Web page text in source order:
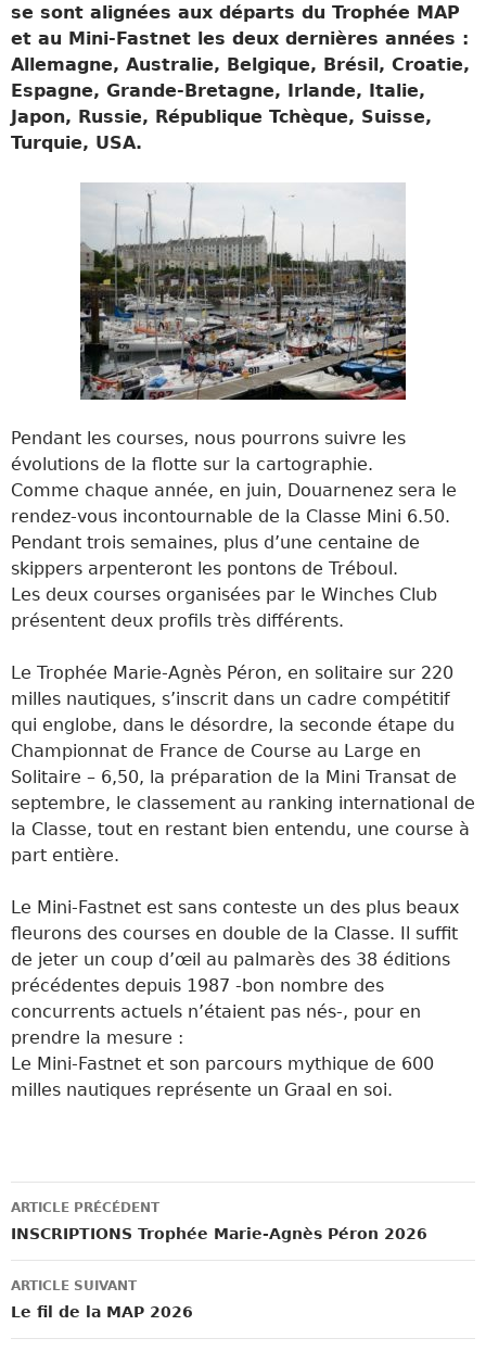
se sont alignées aux départs du Trophée MAP
et au Mini-Fastnet les deux dernières années :
Allemagne, Australie, Belgique, Brésil, Croatie,
Espagne, Grande-Bretagne, Irlande, Italie,
Japon, Russie, République Tchèque, Suisse,
Turquie, USA.
Pendant les courses, nous pourrons suivre les
évolutions de la flotte sur la cartographie.
Comme chaque année, en juin, Douarnenez sera le
rendez-vous incontournable de la Classe Mini 6.50.
Pendant trois semaines, plus d’une centaine de
skippers arpenteront les pontons de Tréboul.
Les deux courses organisées par le Winches Club
présentent deux profils très différents.
Le Trophée Marie-Agnès Péron, en solitaire sur 220
milles nautiques, s’inscrit dans un cadre compétitif
qui englobe, dans le désordre, la seconde étape du
Championnat de France de Course au Large en
Solitaire – 6,50, la préparation de la Mini Transat de
septembre, le classement au ranking international de
la Classe, tout en restant bien entendu, une course à
part entière.
Le Mini-Fastnet est sans conteste un des plus beaux
fleurons des courses en double de la Classe. Il suffit
de jeter un coup d’œil au palmarès des 38 éditions
précédentes depuis 1987 -bon nombre des
concurrents actuels n’étaient pas nés-, pour en
prendre la mesure :
Le Mini-Fastnet et son parcours mythique de 600
milles nautiques représente un Graal en soi.
Navigation
des
articles
ARTICLE PRÉCÉDENT
INSCRIPTIONS Trophée Marie-Agnès Péron 2026
ARTICLE SUIVANT
Le fil de la MAP 2026